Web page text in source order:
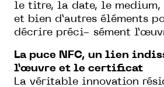
le titre, la date, le medium,
et bien d’autres éléments
décrire préci- sément
La puce NFC, un lien
l’œuvre et le certificat
La véritable innovation